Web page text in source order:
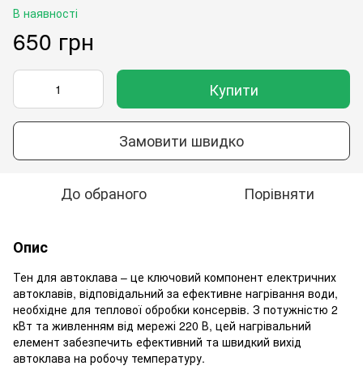
В наявності
650 грн
Купити
Замовити швидко
До обраного Порівняти
Опис
Тен для автоклава – це ключовий компонент електричних
автоклавів, відповідальний за ефективне нагрівання води,
необхідне для теплової обробки консервів. З потужністю 2
кВт та живленням від мережі 220 В, цей нагрівальний
елемент забезпечить ефективний та швидкий вихід
автоклава на робочу температуру.